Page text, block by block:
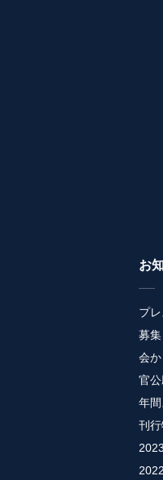
お
プ
募
会
官
年
刊